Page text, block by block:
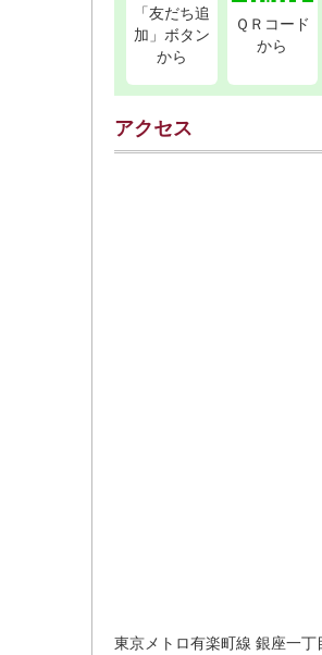
「友だち追
加」ボタン
から
ＱＲコード
から
アクセス
東京メトロ有楽町線 銀座一丁